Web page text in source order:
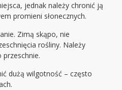
jednak należy chronić ją
promieni słonecznych.
Zimą skąpo, nie
rośliny. Należy
przeschnie.
dużą wilgotność – często